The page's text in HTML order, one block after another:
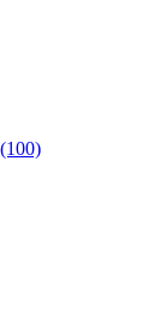
(100)